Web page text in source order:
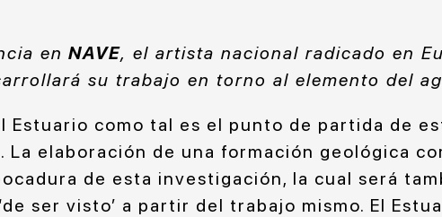
en NAVE, el artista nacional radicado en
su trabajo en torno al elemento del
Estuario como tal es el punto de partida de
La elaboración de una formación geológica
de esta investigación, la cual será
ser visto’ a partir del trabajo mismo. El